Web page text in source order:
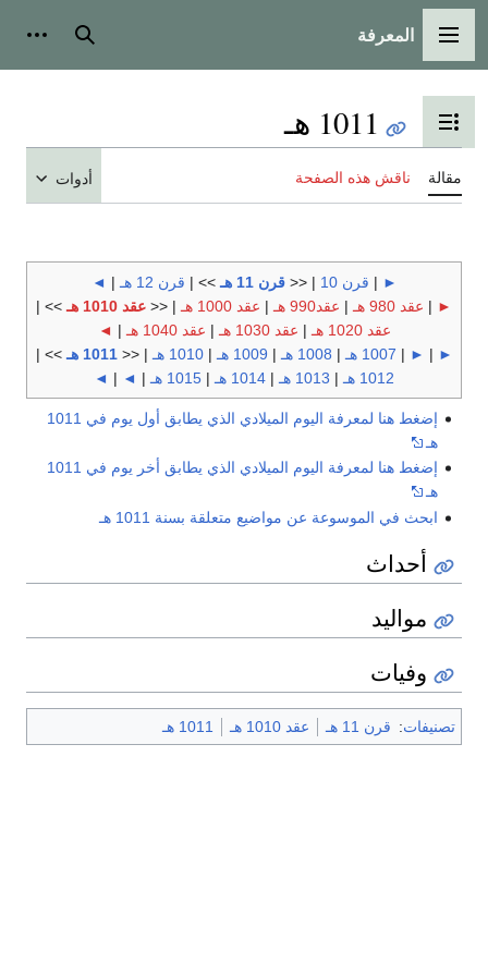
القائمة الرئيسية
المعرفة بحث
تبديل عرض جدول المحتويات
1011 هـ
مقالة ناقش هذه الصفحة أدوات
►
| قرن 10 | <<قرن 11 هـ >> | قرن 12 هـ |
◄
►
| عقد 980 هـ | عقد990 هـ | عقد 1000 هـ | << عقد 1010 هـ
>> |
عقد 1020 هـ
| عقد 1030 هـ | عقد 1040 هـ |
◄
►
|
►
| 1007 هـ | 1008 هـ | 1009 هـ |1010 هـ | <<1011 هـ
>> |
1012 هـ
| 1013 هـ | 1014 هـ | 1015 هـ |
◄
|
◄
إضغط هنا لمعرفة اليوم الميلادي الذي يطابق أول يوم في 1011
هـ
إضغط هنا لمعرفة اليوم الميلادي الذي يطابق أخر يوم في 1011
هـ
ابحث في الموسوعة عن مواضيع متعلقة بسنة 1011 هـ
أحداث
مواليد
وفيات
تصنيفات: قرن 11 هـ عقد 1010 هـ 1011 هـ